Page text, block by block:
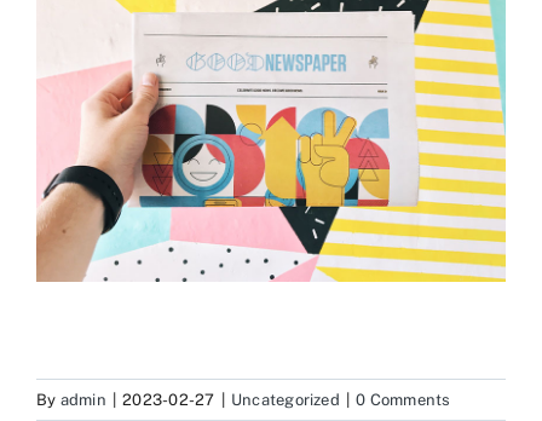
By admin 2023-02-27 Uncategorized 0 Comments